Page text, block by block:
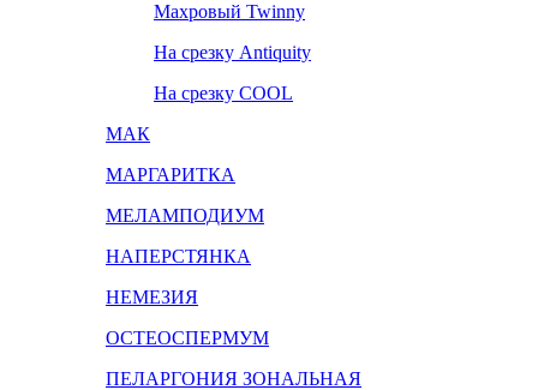
Махровый Twinny
На срезку Antiquity
На срезку COOL
МАК
МАРГАРИТКА
МЕЛАМПОДИУМ
НАПЕРСТЯНКА
НЕМЕЗИЯ
ОСТЕОСПЕРМУМ
ПЕЛАРГОНИЯ ЗОНАЛЬНАЯ